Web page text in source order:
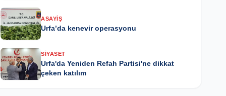
ASAYIŞ
Urfa’da kenevir operasyonu
SIYASET
Urfa'da Yeniden Refah Partisi'ne dikkat
çeken katılım